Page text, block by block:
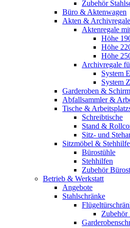
Zubehör
Büro & Aktenwagen
Akten & Archivregale
Aktenregale
Höhe
Höhe
Höhe
Archivregale
System
System
Garderoben &
Abfallsammler &
Tische &
Schreibtische
Stand &
Sitz- und
Sitzmöbel &
Bürostühle
Stehhilfen
Zubehör
Betrieb & Werkstatt
Angebote
Stahlschränke
Zubehör